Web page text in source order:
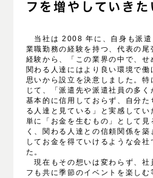
フを増やしていきた
当社は 2008 年に、自身も派遣
業職勤務の経験を持つ、代表の
経験から、「この業界の中で、せ
関わる人達にはより良い環境で
思いから設立を決意しました。特
じて、「派遣先や派遣社員の多く
基本的に信用しておらず、自分
る人達と見ている」と実感して
単に「お金を生むもの」として見
く、関わる人達との信頼関係を
してお金を得ていけるような会社
た。
現在もその想いは変わらず、社
フも共に季節のイベントを楽し